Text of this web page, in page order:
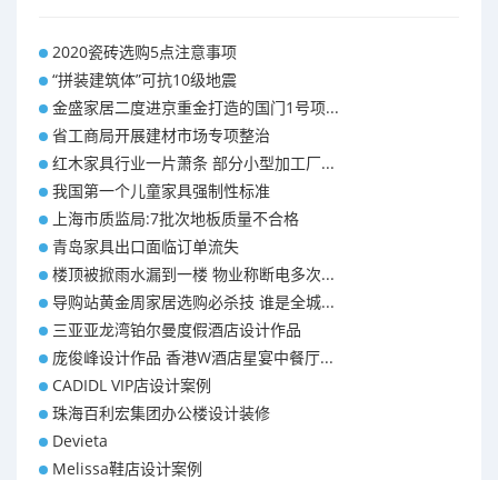
昆明110平米装修预算 装修报价清单
昆明100平米装修多少钱
2020瓷砖选购5点注意事项
“拼装建筑体”可抗10级地震
金盛家居二度进京重金打造的国门1号项...
省工商局开展建材市场专项整治
红木家具行业一片萧条 部分小型加工厂...
我国第一个儿童家具强制性标准
上海市质监局:7批次地板质量不合格
青岛家具出口面临订单流失
楼顶被掀雨水漏到一楼 物业称断电多次...
导购站黄金周家居选购必杀技 谁是全城...
三亚亚龙湾铂尔曼度假酒店设计作品
庞俊峰设计作品 香港W酒店星宴中餐厅...
CADIDL VIP店设计案例
珠海百利宏集团办公楼设计装修
Devieta
Melissa鞋店设计案例